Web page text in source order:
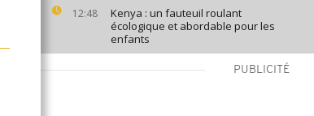
12:48
Kenya : un fauteuil roulant
écologique et abordable pour les
enfants
PUBLICITÉ